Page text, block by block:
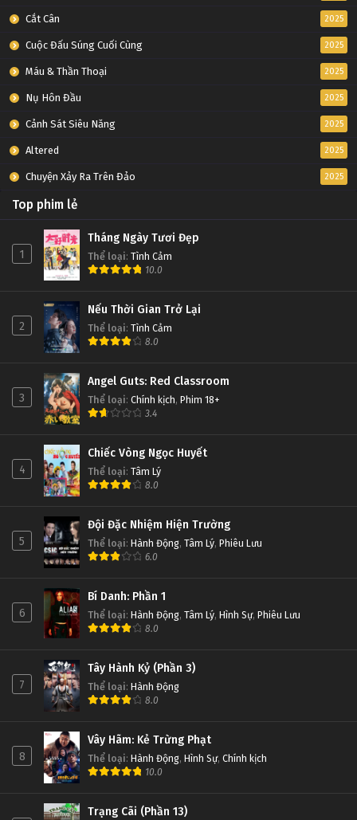
Cắt Cân 2025
Cuộc Đấu Súng Cuối Cùng 2025
Máu & Thần Thoại 2025
Nụ Hôn Đầu 2025
Cảnh Sát Siêu Năng 2025
Altered 2025
Chuyện Xảy Ra Trên Đảo 2025
Top phim lẻ
1
Tháng Ngày Tươi Đẹp
Thể loại: Tình Cảm
10.0
2
Nếu Thời Gian Trở Lại
Thể loại: Tình Cảm
8.0
3
Angel Guts: Red Classroom
Thể loại: Chính kịch, Phim 18+
3.4
4
Chiếc Vòng Ngọc Huyết
Thể loại: Tâm Lý
8.0
5
Đội Đặc Nhiệm Hiện Trường
Thể loại: Hành Động, Tâm Lý, Phiêu Lưu
6.0
6
Bí Danh: Phần 1
Thể loại: Hành Động, Tâm Lý, Hình Sự, Phiêu Lưu
8.0
7
Tây Hành Kỷ (Phần 3)
Thể loại: Hành Động
8.0
8
Vây Hãm: Kẻ Trừng Phạt
Thể loại: Hành Động, Hình Sự, Chính kịch
10.0
Trạng Cãi (Phần 13)